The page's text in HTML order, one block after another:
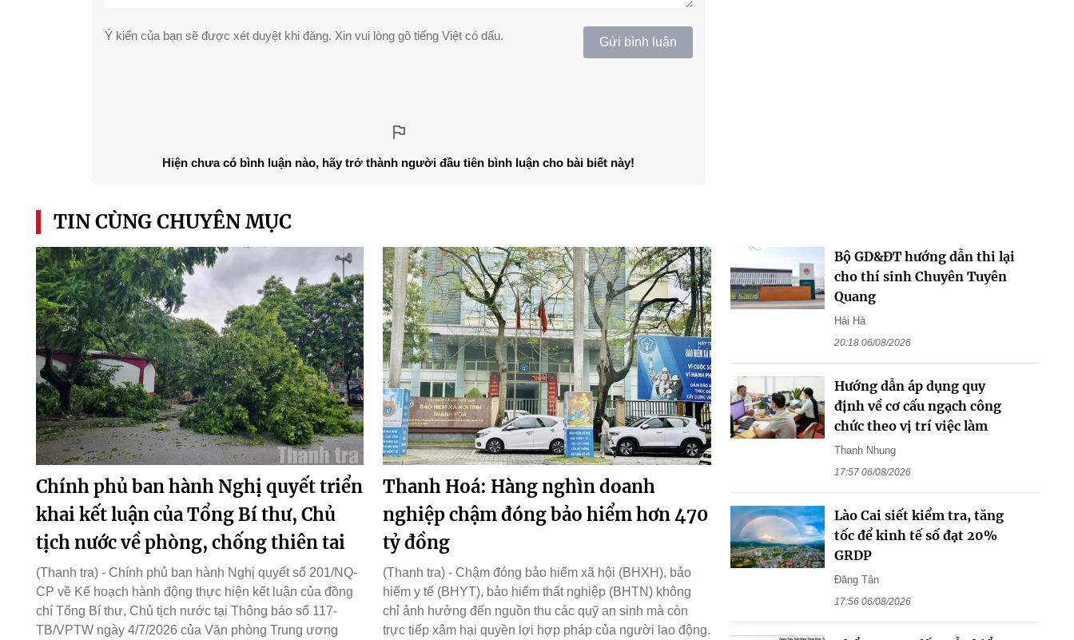
Ý kiến của bạn sẽ được xét duyệt khi đăng. Xin vui lòng gõ tiếng Việt có dấu. Gửi bình luận
Hiện chưa có bình luận nào, hãy trở thành người đầu tiên bình luận cho bài biết này!
TIN CÙNG CHUYÊN MỤC
Chính phủ ban hành Nghị quyết triển
khai kết luận của Tổng Bí thư, Chủ
tịch nước về phòng, chống thiên tai
(Thanh tra) - Chính phủ ban hành Nghị quyết số 201/NQ-
CP về Kế hoạch hành động thực hiện kết luận của đồng
chí Tổng Bí thư, Chủ tịch nước tại Thông báo số 117-
TB/VPTW ngày 4/7/2026 của Văn phòng Trung ương
Thanh Hoá: Hàng nghìn doanh
nghiệp chậm đóng bảo hiểm hơn 470
tỷ đồng
(Thanh tra) - Chậm đóng bảo hiểm xã hội (BHXH), bảo
hiểm y tế (BHYT), bảo hiểm thất nghiệp (BHTN) không
chỉ ảnh hưởng đến nguồn thu các quỹ an sinh mà còn
trực tiếp xâm hại quyền lợi hợp pháp của người lao động.
Bộ GD&ĐT hướng dẫn thi lại
cho thí sinh Chuyên Tuyên
Quang
Hải Hà
20:18 06/08/2026
Hướng dẫn áp dụng quy
định về cơ cấu ngạch công
chức theo vị trí việc làm
Thanh Nhung
17:57 06/08/2026
Lào Cai siết kiểm tra, tăng
tốc để kinh tế số đạt 20%
GRDP
Đăng Tân
17:56 06/08/2026